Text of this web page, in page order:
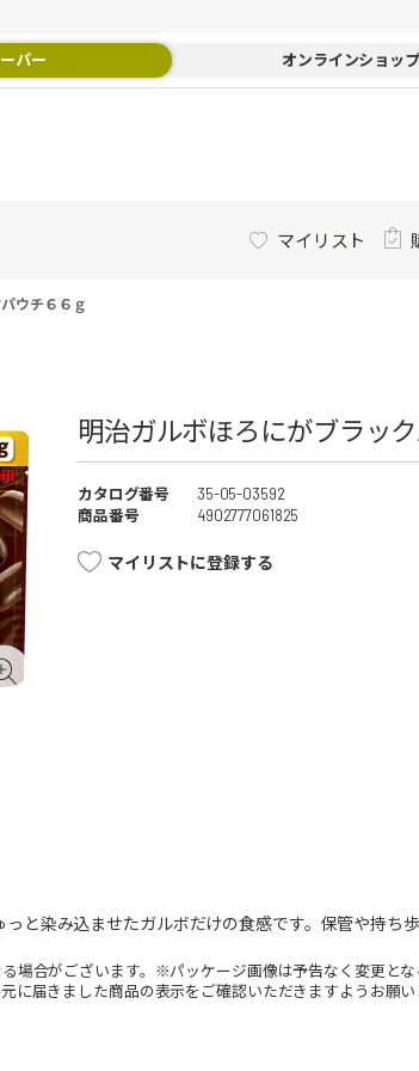
パー オンラインショップ
マイリスト
ウチ６６ｇ
明治ガルボほろにがブラッ
カタログ番号
35-05-03592
商品番号
4902777061825
マイリストに登録する
と染み込ませたガルボだけの食感です。保管や持ち
場合がございます。※パッケージ画像は予告なく変更と
に届きました商品の表示をご確認いただきますようお願い